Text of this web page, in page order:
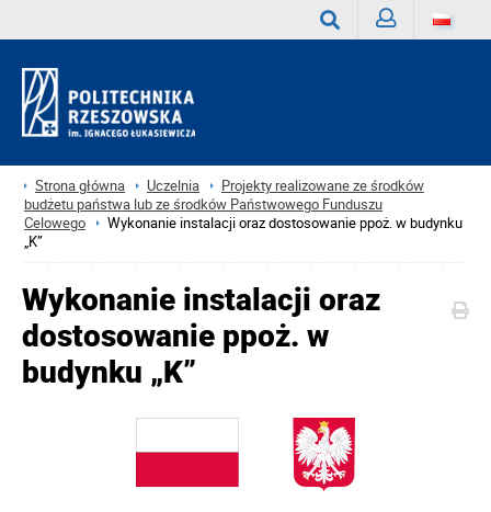
Strona główna Uczelnia
Projekty realizowane ze środków
budżetu państwa lub ze środków Państwowego Funduszu
Celowego
Wykonanie instalacji oraz dostosowanie ppoż. w budynku
„K”
Wykonanie instalacji oraz
dostosowanie ppoż. w
budynku „K”